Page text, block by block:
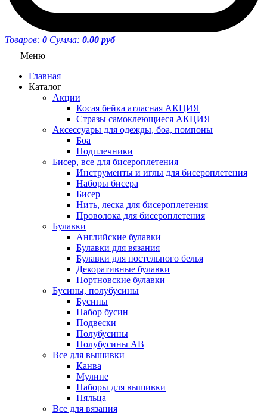
Товаров: 0 Сумма: 0.00 руб
Меню
Главная
Каталог
Акции
Косая бейка атласная АКЦИЯ
Стразы самоклеющиеся АКЦИЯ
Аксессуары для одежды, боа, помпоны
Боа
Подплечники
Бисер, все для бисероплетения
Инструменты и иглы для бисероплетения
Наборы бисера
Бисер
Нить, леска для бисероплетения
Проволока для бисероплетения
Булавки
Английские булавки
Булавки для вязания
Булавки для постельного белья
Декоративные булавки
Портновские булавки
Бусины, полубусины
Бусины
Набор бусин
Подвески
Полубусины
Полубусины AB
Все для вышивки
Канва
Мулине
Наборы для вышивки
Пяльца
Все для вязания